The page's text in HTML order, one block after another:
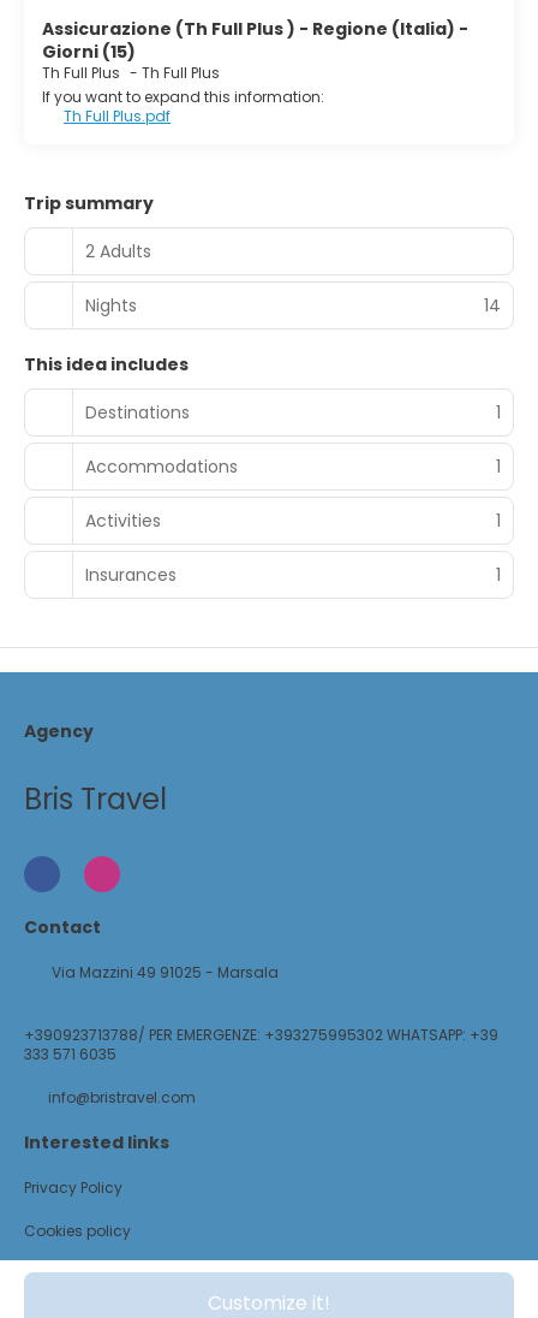
Customize it!
Assicurazione (Th Full Plus ) - Regione (Italia) -
Giorni (15)
Th Full Plus - Th Full Plus
If you want to expand this information:
Th Full Plus.pdf
Trip summary
2 Adults
Nights 14
This idea includes
Destinations
1
Accommodations 1
Activities 1
Insurances 1
Agency
Bris Travel
Contact
Via Mazzini 49 91025 - Marsala
+390923713788/ PER EMERGENZE: +393275995302 WHATSAPP: +39
333 571 6035
info@bristravel.com
Interested links
Privacy Policy
Cookies policy
@ Copyright 2026